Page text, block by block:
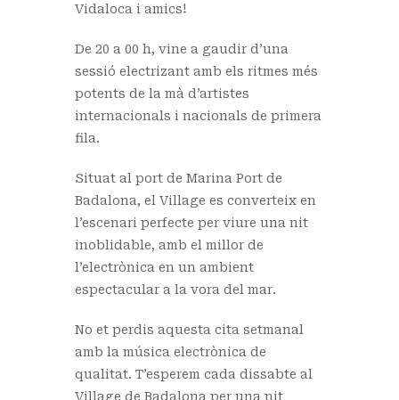
Vidaloca i amics!
De 20 a 00 h, vine a gaudir d’una
sessió electrizant amb els ritmes més
potents de la mà d’artistes
internacionals i nacionals de primera
fila.
Situat al port de Marina Port de
Badalona, el Village es converteix en
l’escenari perfecte per viure una nit
inoblidable, amb el millor de
l’electrònica en un ambient
espectacular a la vora del mar.
No et perdis aquesta cita setmanal
amb la música electrònica de
qualitat. T’esperem cada dissabte al
Village de Badalona per una nit